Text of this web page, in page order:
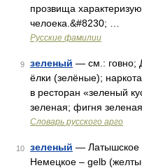
прозвища
челоека.&#8230; …
Русские фамилии
9 зеленый — см.: говно;
ёлки (зелёные);
в ресторан «зеленый
зеленая; фигня
Словарь русского арго
10 зеленый — Латышское
Немецкое – gelb